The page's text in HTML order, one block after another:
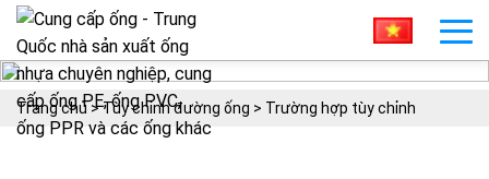
Trang chủ>Tùy chỉnh đường ống > Trường hợp tùy chỉnh